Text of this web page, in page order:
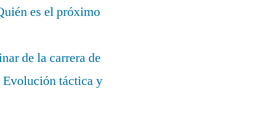
es el próximo
de la carrera de
táctica y